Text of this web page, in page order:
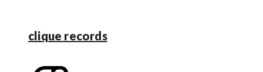
clique records